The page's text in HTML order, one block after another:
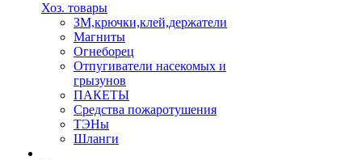
Хоз. товары
ЗМ,крючки,клей,держатели
Магниты
Огнеборец
Отпугиватели насекомых и
грызунов
ПАКЕТЫ
Средства пожаротушения
ТЭНы
Шланги